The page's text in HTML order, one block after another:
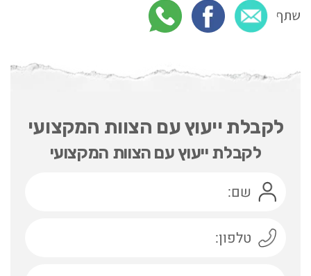
שתף
לקבלת ייעוץ עם הצוות המקצועי
לקבלת ייעוץ עם הצוות המקצועי